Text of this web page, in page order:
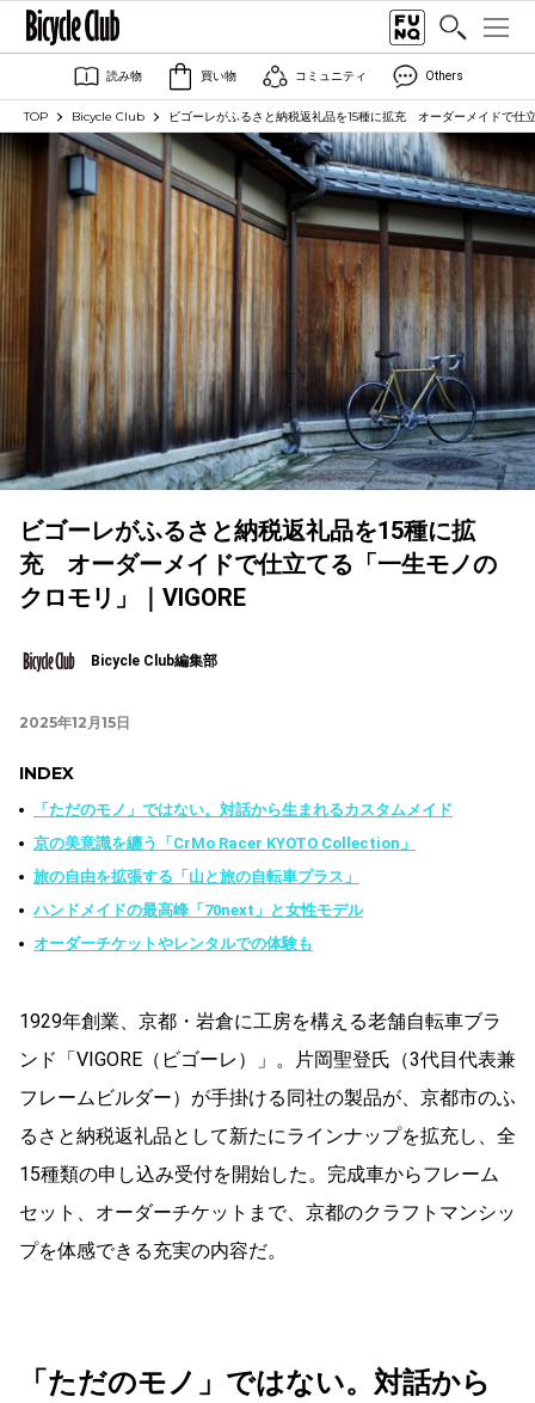
読み物 買い物 コミュニティ Others
TOP Bicycle Club ビゴーレがふるさと納税返礼品を15種に拡充 オーダーメイドで仕
ビゴーレがふるさと納税返礼品を15種に拡
充 オーダーメイドで仕立てる「一生モノの
クロモリ」｜VIGORE
Bicycle Club編集部
2025年12月15日
INDEX
「ただのモノ」ではない。対話から生まれるカスタムメイド
京の美意識を纏う「CrMo Racer KYOTO Collection」
旅の自由を拡張する「山と旅の自転車プラス」
ハンドメイドの最高峰「70next」と女性モデル
オーダーチケットやレンタルでの体験も
1929年創業、京都・岩倉に工房を構える老舗自転車ブラ
ンド「VIGORE（ビゴーレ）」。片岡聖登氏（3代目代表兼
フレームビルダー）が手掛ける同社の製品が、京都市のふ
るさと納税返礼品として新たにラインナップを拡充し、全
15種類の申し込み受付を開始した。完成車からフレーム
セット、オーダーチケットまで、京都のクラフトマンシッ
プを体感できる充実の内容だ。
「ただのモノ」ではない。対話から